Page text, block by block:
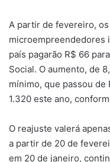
A partir de fevereiro,
microempreendedores
país pagarão R$ 66
Social. O aumento, de
mínimo, que passou de
1.320 este ano,
O reajuste valerá
a partir de 20 de
em 20 de janeiro,